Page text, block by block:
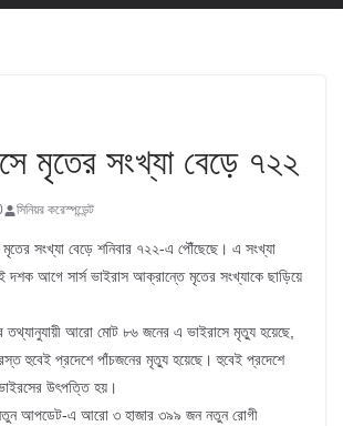
মৃতের সংখ্যা বেড়ে ৭২২
সিনিয়র করেস্পন্ডেন্ট
মৃতের সংখ্যা বেড়ে শনিবার ৭২২-এ পৌঁছেছে। এ সংখ্যা
দশক আগে সার্স ভাইরাস আক্রান্তে মৃতের সংখ্যাকে ছাড়িয়ে
তথ্যানুযায়ী আরো মোট ৮৬ জনের এ ভাইরাসে মৃত্যু হয়েছে,
হুবেই প্রদেশে পাঁচজনের মৃত্যু হয়েছে। হুবেই প্রদেশে
উৎপত্তি হয়।
নতুন আপডেট-এ আরো ৩ হাজার ৩৯৯ জন নতুন রোগী